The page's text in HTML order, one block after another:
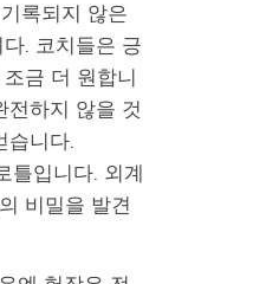
록되지 않은
. 코치들은 긍
금 더 원합니
전하지 않을 것
니다.
입니다. 외계
비밀을 발견